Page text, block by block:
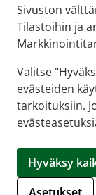
Sivuston
Tilastoihin ja
Valitse
evästeiden
tarkoituksiin.
Hyväksy
Hallitse